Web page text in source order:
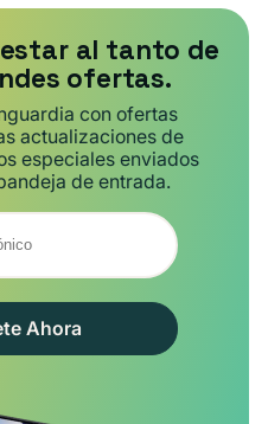
al tanto de
ofertas.
con ofertas
actualizaciones de
especiales enviados
de entrada.
Ahora